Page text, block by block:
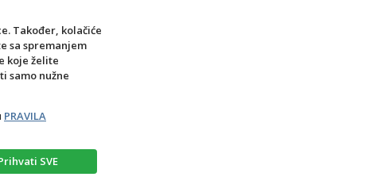
8,90 €
povrat Prigovor potrošača – reklamacije
Također, kolačiće
sa spremanjem
koje želite
samo nužne
PRAVILA
SVE